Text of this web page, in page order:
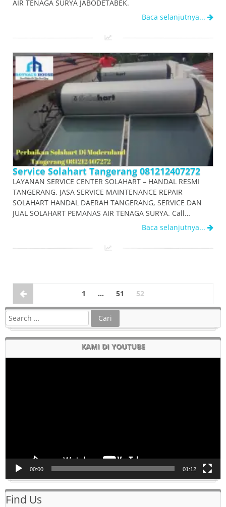
AIR TENAGA SURYA JABODETABEK.
Baca selanjutnya...
Service Solahart Tangerang 081212407272
LAYANAN SERVICE CENTER SOLAHART – HANDAL RESMI
TANGERANG. JASA SERVICE MAINTENANCE REPAIR
SOLAHART HANDAL DAERAH TANGERANG, SERVICE DAN
JUAL SOLAHART PEMANAS AIR TENAGA SURYA. Call…
Baca selanjutnya...
1 … 51 52
KAMI DI YOUTUBE
00:00 01:12
Find Us